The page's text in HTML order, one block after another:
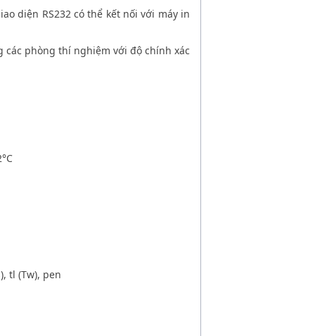
diện RS232 có thể kết nối với máy in
phòng thí nghiệm với độ chính xác
°C
tl (Tw), pen